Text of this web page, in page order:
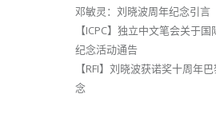
邓敏灵：刘晓波周年纪念引言
【ICPC】独立中文笔会关于
纪念活动通告
【RFI】刘晓波获诺奖十周年
念